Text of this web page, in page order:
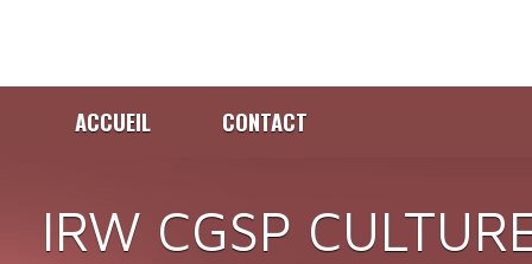
ACCUEIL CONTACT
IRW CGSP